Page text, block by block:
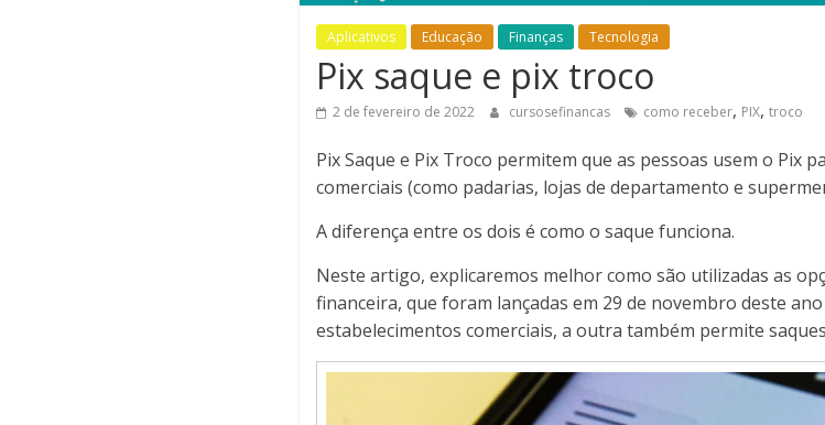
Aplicativos Educação Finanças Tecnologia
Pix saque e pix troco
2 de fevereiro de 2022 cursosefinancas como receber, PIX, troco
Pix Saque e Pix Troco permitem que as pessoas usem o Pix
comerciais (como padarias, lojas de departamento e
A diferença entre os dois é como o saque funciona.
Neste artigo, explicaremos melhor como são utilizadas as
financeira, que foram lançadas em 29 de novembro deste
estabelecimentos comerciais, a outra também permite